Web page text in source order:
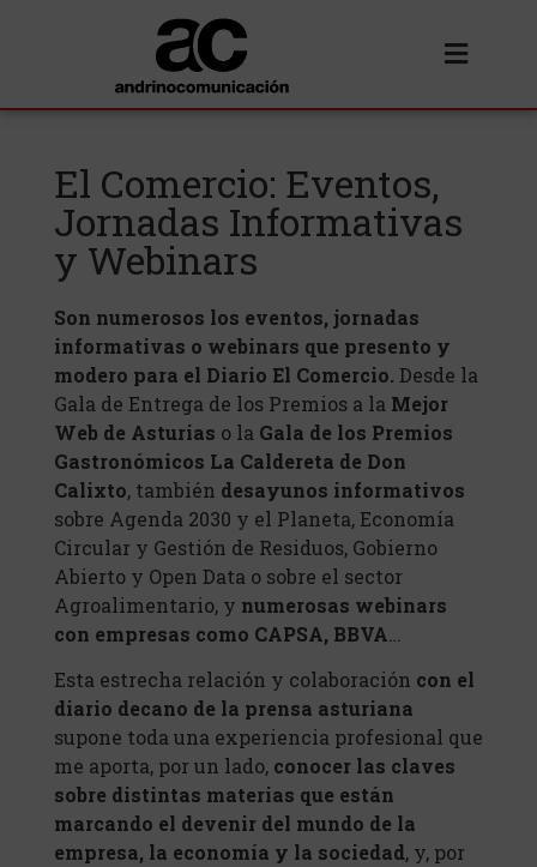
El Comercio: Eventos,
Jornadas Informativas
y Webinars
Son numerosos los eventos, jornadas
informativas o webinars que presento y
modero para el Diario El Comercio. Desde la
Gala de Entrega de los Premios a la Mejor
Web de Asturias o la Gala de los Premios
Gastronómicos La Caldereta de Don
Calixto, también desayunos informativos
sobre Agenda 2030 y el Planeta, Economía
Circular y Gestión de Residuos, Gobierno
Abierto y Open Data o sobre el sector
Agroalimentario, y numerosas webinars
con empresas como CAPSA, BBVA
Esta estrecha relación y colaboración con el
diario decano de la prensa asturiana
supone toda una experiencia profesional que
me aporta, por un lado, conocer las claves
sobre distintas materias que están
marcando el devenir del mundo de la
empresa, la economía y la sociedad, y, por